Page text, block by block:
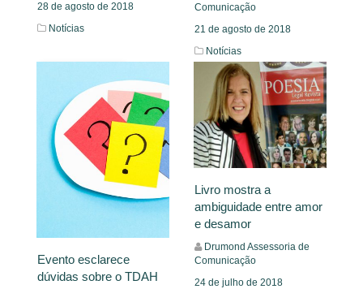
28 de agosto de 2018
Notícias
Leia Mais
Comunicação
21 de agosto de 2018
Notícias
Leia Mais
Evento esclarece
dúvidas sobre o TDAH
Livro mostra a
ambiguidade entre amor
e desamor
Drumond Assessoria de
Comunicação
24 de julho de 2018